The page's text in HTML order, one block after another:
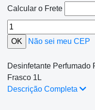
Calcular o Frete
Não sei meu CEP
Desinfetante Perfumado
Frasco 1L
Descrição Completa